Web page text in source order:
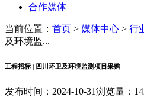
合作媒体
当前位置： 首页 > 媒体中心 > 行
及环境监...
工程招标 | 四川环卫及环境监测项目采购
发布时间：2024-10-31浏览量：